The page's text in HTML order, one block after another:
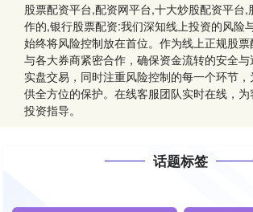
股票配资平台,配资网平台,十大炒股配资平台,
作的,银行股票配资:我们深知线上投资的风险
始终将风险控制放在首位。作为线上正规股
与各大券商紧密合作，确保资金流转的安全
实盘交易，同时注重风险控制的每一个环节
供全方位的保护。在线客服团队实时在线，
投资指导。
话题标签